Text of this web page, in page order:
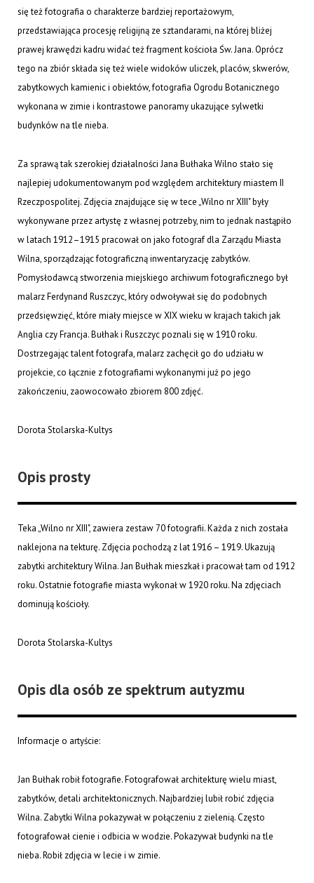
się też fotografia o charakterze bardziej reportażowym,
przedstawiająca procesję religijną ze sztandarami, na której bliżej
prawej krawędzi kadru widać też fragment kościoła Św. Jana. Oprócz
tego na zbiór składa się też wiele widoków uliczek, placów, skwerów,
zabytkowych kamienic i obiektów, fotografia Ogrodu Botanicznego
wykonana w zimie i kontrastowe panoramy ukazujące sylwetki
budynków na tle nieba.
Za sprawą tak szerokiej działalności Jana Bułhaka Wilno stało się
najlepiej udokumentowanym pod względem architektury miastem II
Rzeczpospolitej. Zdjęcia znajdujące się w tece „Wilno nr XIII" były
wykonywane przez artystę z własnej potrzeby, nim to jednak nastąpiło
w latach 1912–1915 pracował on jako fotograf dla Zarządu Miasta
Wilna, sporządzając fotograficzną inwentaryzację zabytków.
Pomysłodawcą stworzenia miejskiego archiwum fotograficznego był
malarz Ferdynand Ruszczyc, który odwoływał się do podobnych
przedsięwzięć, które miały miejsce w XIX wieku w krajach takich jak
Anglia czy Francja. Bułhak i Ruszczyc poznali się w 1910 roku.
Dostrzegając talent fotografa, malarz zachęcił go do udziału w
projekcie, co łącznie z fotografiami wykonanymi już po jego
zakończeniu, zaowocowało zbiorem 800 zdjęć.
Dorota Stolarska-Kultys
Opis prosty
Teka „Wilno nr XIII", zawiera zestaw 70 fotografii. Każda z nich została
naklejona na tekturę. Zdjęcia pochodzą z lat 1916 – 1919. Ukazują
zabytki architektury Wilna. Jan Bułhak mieszkał i pracował tam od 1912
roku. Ostatnie fotografie miasta wykonał w 1920 roku. Na zdjęciach
dominują kościoły.
Dorota Stolarska-Kultys
Opis dla osób ze spektrum autyzmu
Informacje o artyście:
Jan Bułhak robił fotografie. Fotografował architekturę wielu miast,
zabytków, detali architektonicznych. Najbardziej lubił robić zdjęcia
Wilna. Zabytki Wilna pokazywał w połączeniu z zielenią. Często
fotografował cienie i odbicia w wodzie. Pokazywał budynki na tle
nieba. Robił zdjęcia w lecie i w zimie.